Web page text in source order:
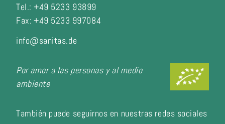
Tel.: +49 5233 93899
Fax: +49 5233 997084
info@sanitas.de
Por amor a las personas y al medio
ambiente
También puede seguirnos en nuestras redes sociales